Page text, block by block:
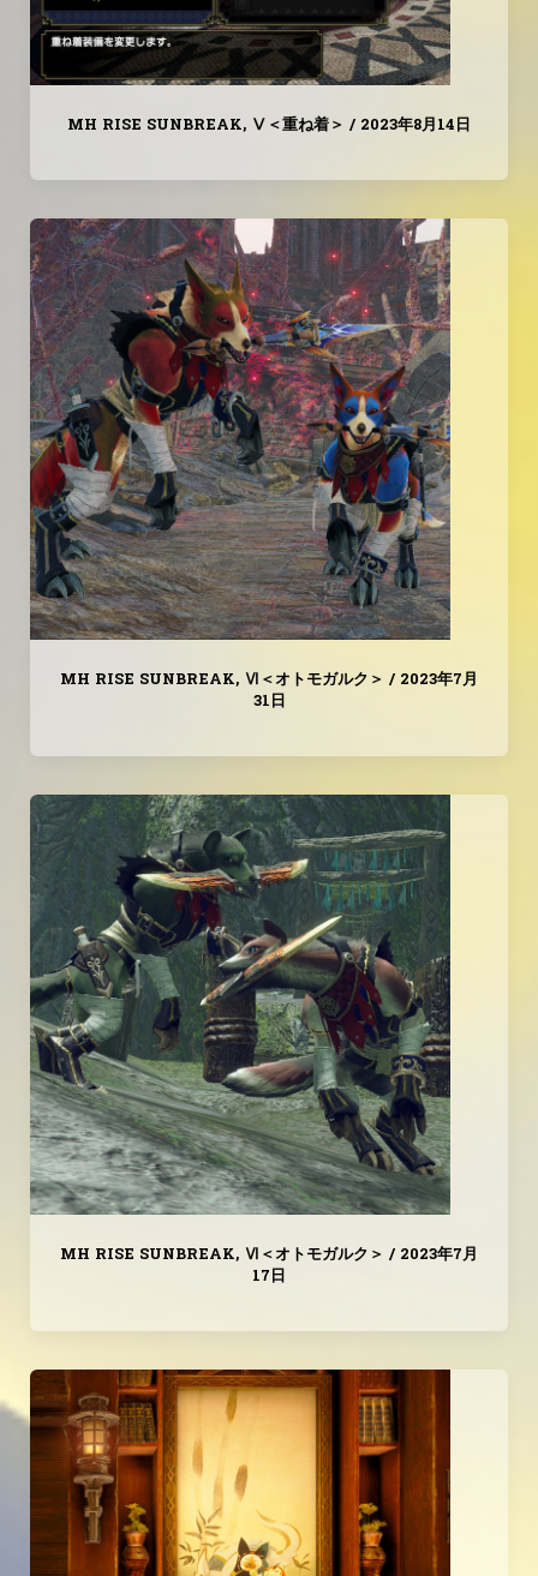
MH RISE SUNBREAK, Ⅴ＜重ね着＞ / 2023年8月14日
MH RISE SUNBREAK, Ⅵ＜オトモガルク＞ / 2023年7月
31日
MH RISE SUNBREAK, Ⅵ＜オトモガルク＞ / 2023年7月
17日